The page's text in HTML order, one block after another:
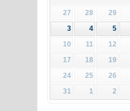
27 28 29
3
4 5
10
11 12
17
18 19
24
25 26
31
1 2